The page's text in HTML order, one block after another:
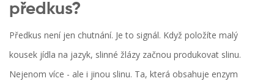
předkus?
Předkus není jen chutnání. Je to signál. Když položíte malý
kousek jídla na jazyk, slinné žlázy začnou produkovat slinu.
Nejenom více - ale i jinou slinu. Ta, která obsahuje enzym